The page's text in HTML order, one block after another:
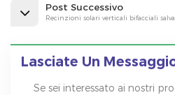
Post Successivo
Recinzioni solari verticali bifacciali
Lasciate Un
Se sei interessato ai nostri